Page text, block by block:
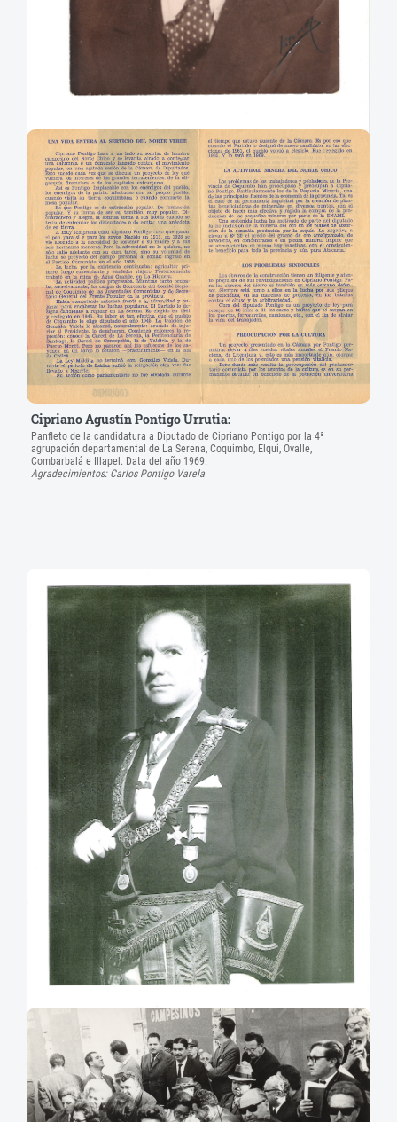
Alejandro Serani Burgos:
Fotografía de Don Alejandro Serani Burgos.
Agradecimientos: Jorge Serani
Cipriano Agustín Pontigo Urrutia:
Panfleto de la candidatura a Diputado de Cipriano Pontigo por la 4ª
agrupación departamental de La Serena, Coquimbo, Elqui, Ovalle,
Combarbalá e Illapel. Data del año 1969.
Agradecimientos: Carlos Pontigo Varela
Alejandro Serani Burgos:
Alejandro Serani Burgos con vestimenta de masón.
Agradecimientos: Jorge Serani